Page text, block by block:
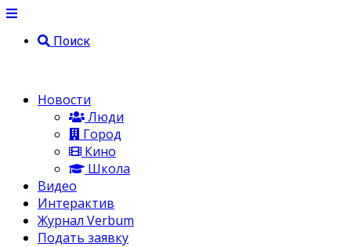
Поиск
Новости
Люди
Город
Кино
Школа
Видео
Интерактив
Журнал Verbum
Подать заявку